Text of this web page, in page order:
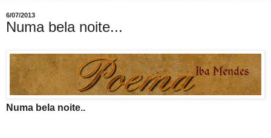
6/07/2013
Numa bela noite...
Numa bela noite..